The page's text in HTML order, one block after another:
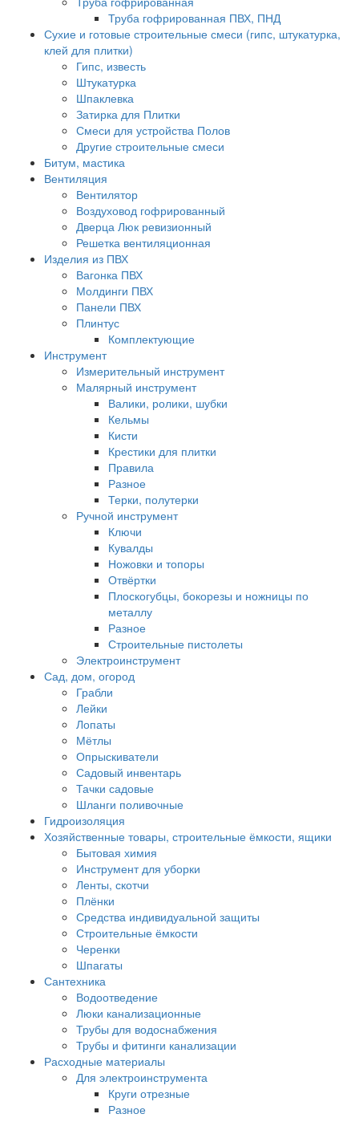
Труба гофрированная ПВХ, ПНД
Сухие и готовые строительные смеси (гипс, штукатурка,
клей для плитки)
Гипс, известь
Штукатурка
Шпаклевка
Затирка для Плитки
Смеси для устройства Полов
Другие строительные смеси
Битум, мастика
Вентиляция
Вентилятор
Воздуховод гофрированный
Дверца Люк ревизионный
Решетка вентиляционная
Изделия из ПВХ
Вагонка ПВХ
Молдинги ПВХ
Панели ПВХ
Плинтус
Комплектующие
Инструмент
Измерительный инструмент
Малярный инструмент
Валики, ролики, шубки
Кельмы
Кисти
Крестики для плитки
Правила
Разное
Терки, полутерки
Ручной инструмент
Ключи
Кувалды
Ножовки и топоры
Отвёртки
Плоскогубцы, бокорезы и ножницы по
металлу
Разное
Строительные пистолеты
Электроинструмент
Сад, дом, огород
Грабли
Лейки
Лопаты
Мётлы
Опрыскиватели
Садовый инвентарь
Тачки садовые
Шланги поливочные
Гидроизоляция
Хозяйственные товары, строительные ёмкости, ящики
Бытовая химия
Инструмент для уборки
Ленты, скотчи
Плёнки
Средства индивидуальной защиты
Строительные ёмкости
Черенки
Шпагаты
Сантехника
Водоотведение
Люки канализационные
Трубы для водоснабжения
Трубы и фитинги канализации
Расходные материалы
Для электроинструмента
Круги отрезные
Разное